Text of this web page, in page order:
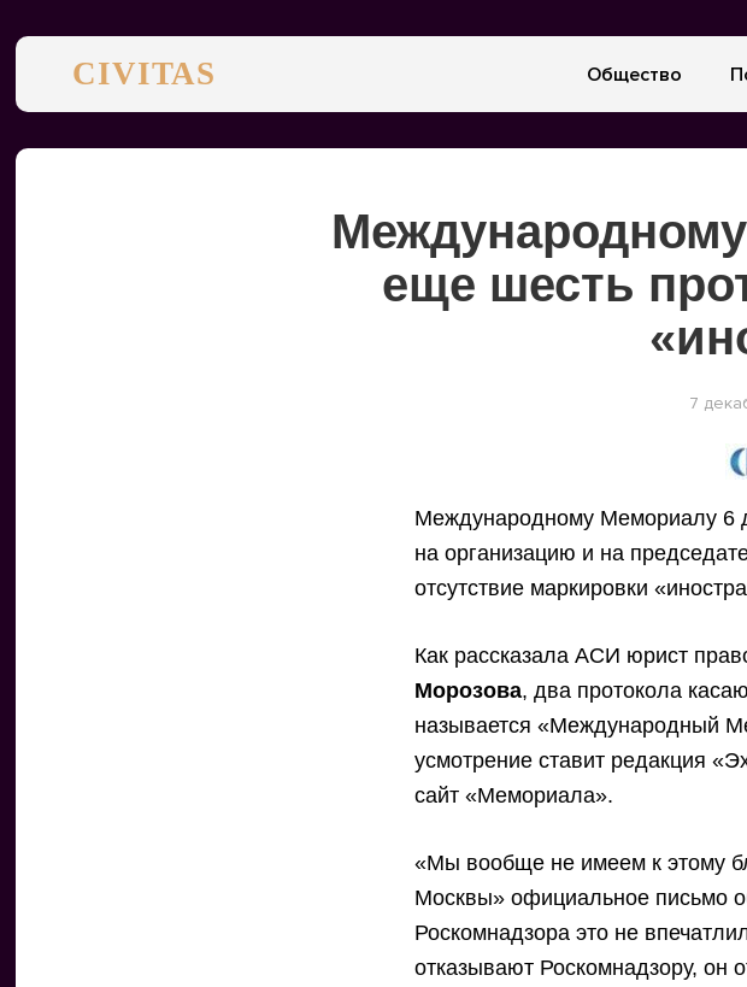
CIVITAS Общество
еще шесть
7
Международному Мемориалу 6
на организацию и на
отсутствие маркировки
Как рассказала АСИ юрист
Морозова, два протокола
называется «Международный
усмотрение ставит редакция
сайт «Мемориала».
«Мы вообще не имеем к этому
Москвы» официальное письмо
Роскомнадзора это не
отказывают Роскомнадзору, он